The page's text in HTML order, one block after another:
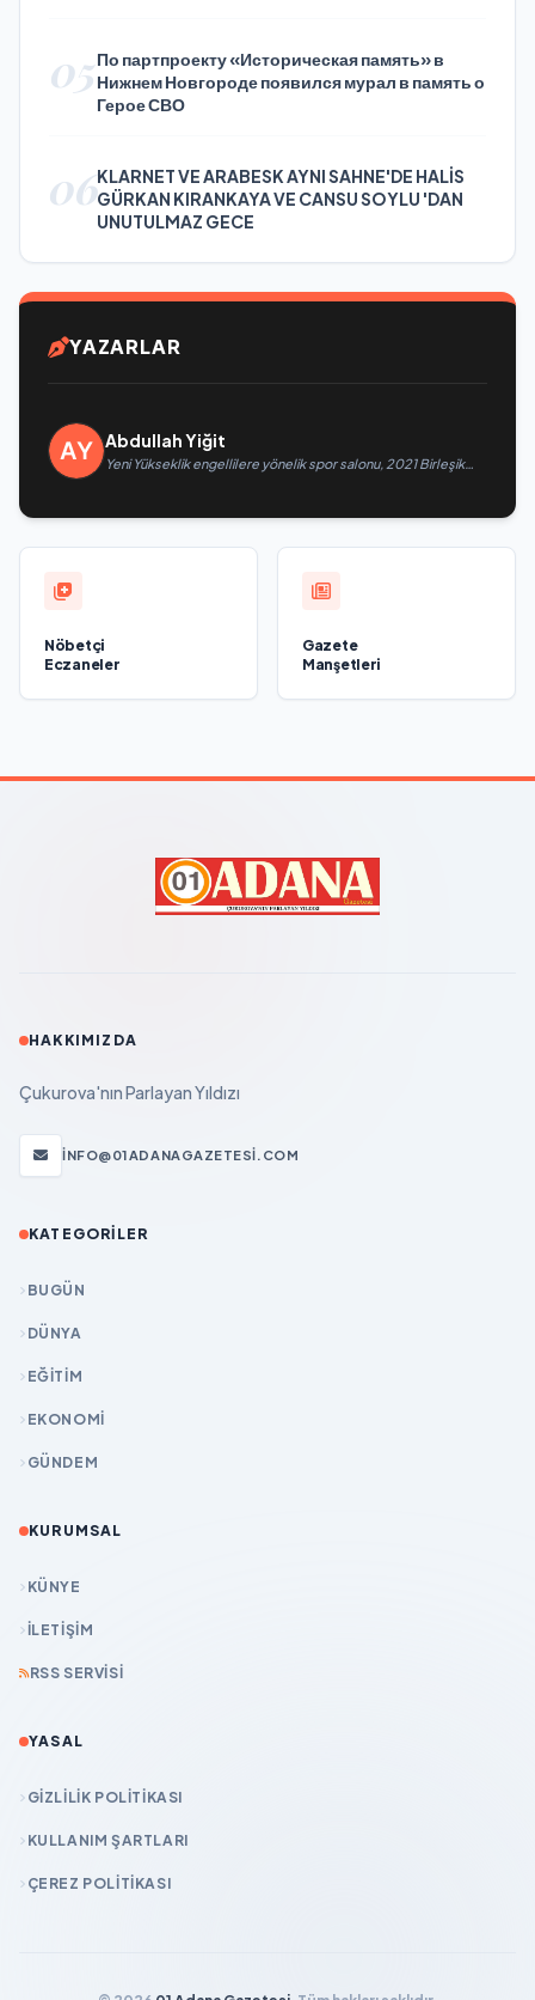
05По партпроекту «Историческая память» в
Нижнем Новгороде появился мурал в память о
Герое СВО
06KLARNET VE ARABESK AYNI SAHNE'DE HALİS
GÜRKAN KIRANKAYA VE CANSU SOYLU 'DAN
UNUTULMAZ GECE
YAZARLAR
Abdullah Yiğit
Yeni Yükseklik engellilere yönelik spor salonu, 2021 Birleşik
Nöbetçi
Eczaneler
Gazete
Manşetleri
HAKKIMIZDA
Çukurova'nın Parlayan Yıldızı
INFO@01ADANAGAZETESI.COM
KATEGORILER
BUGÜN
DÜNYA
EĞİTİM
EKONOMİ
GÜNDEM
KURUMSAL
KÜNYE
İLETIŞIM
RSS SERVISI
YASAL
GIZLILIK POLITIKASI
KULLANIM ŞARTLARI
ÇEREZ POLITIKASI